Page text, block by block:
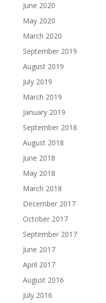
June 2020
May 2020
March 2020
September 2019
August 2019
July 2019
March 2019
January 2019
September 2018
August 2018
June 2018
May 2018
March 2018
December 2017
October 2017
September 2017
June 2017
April 2017
August 2016
July 2016